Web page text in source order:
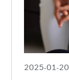
2025-01-20